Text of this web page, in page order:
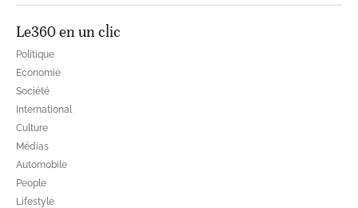
Le360 en un clic
Politique
Economie
Société
International
Culture
Médias
Automobile
People
Lifestyle